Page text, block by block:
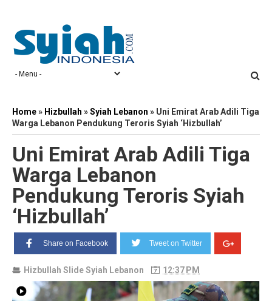
Home» Hizbullah »Syiah Lebanon » Uni Emirat Arab Adili Tiga
Warga Lebanon Pendukung Teroris Syiah ‘Hizbullah’
Uni Emirat Arab Adili Tiga
Warga Lebanon
Pendukung Teroris Syiah
‘Hizbullah’
Share on Facebook Tweet on Twitter
Hizbullah SlideSyiah Lebanon 12:37 PM